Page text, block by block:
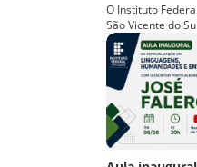
O Instituto
São Vicente do